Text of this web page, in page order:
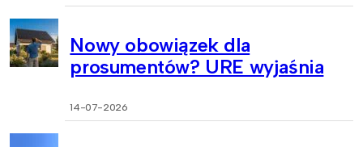
Nowy obowiązek dla
prosumentów? URE wyjaśnia
14-07-2026